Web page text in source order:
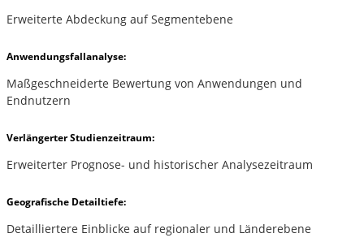
Erweiterte Abdeckung auf Segmentebene
Anwendungsfallanalyse:
Maßgeschneiderte Bewertung von Anwendungen und
Endnutzern
Verlängerter Studienzeitraum:
Erweiterter Prognose- und historischer Analysezeitraum
Geografische Detailtiefe:
Detailliertere Einblicke auf regionaler und Länderebene